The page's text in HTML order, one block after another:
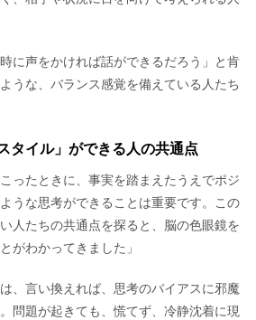
に声をかければ話ができるだろう」と肯
うな、バランス感覚を備えている人たち
タイル」ができる人の共通点
ったときに、事実を踏まえたうえでポジ
うな思考ができることは重要です。この
人たちの共通点を探ると、脳の色眼鏡を
がわかってきました」
、言い換えれば、思考のバイアスに邪魔
問題が起きても、慌てず、冷静沈着に現